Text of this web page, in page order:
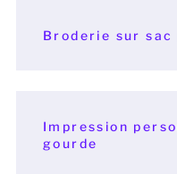
Broderie sur sac
Impression
gourde